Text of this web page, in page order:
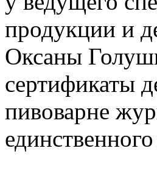
продукции и
Оксаны
сертификаты
пивоварне